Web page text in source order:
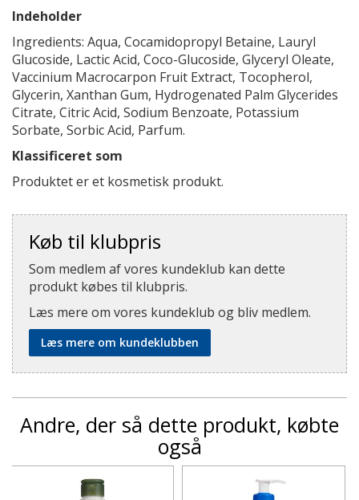
Indeholder
Ingredients: Aqua, Cocamidopropyl Betaine, Lauryl
Glucoside, Lactic Acid, Coco-Glucoside, Glyceryl Oleate,
Vaccinium Macrocarpon Fruit Extract, Tocopherol,
Glycerin, Xanthan Gum, Hydrogenated Palm Glycerides
Citrate, Citric Acid, Sodium Benzoate, Potassium
Sorbate, Sorbic Acid, Parfum.
Klassificeret som
Produktet er et kosmetisk produkt.
Køb til klubpris
Som medlem af vores kundeklub kan dette
produkt købes til klubpris.
Læs mere om vores kundeklub og bliv medlem.
Læs mere om kundeklubben
Andre, der så dette produkt, købte
også